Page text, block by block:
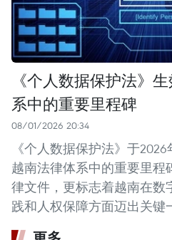
《个人数据保护法》
系中的重要里程碑
08/01/2026 20:34
《个人数据保护法》于
越南法律体系中的重要里
律文件，更标志着越南在数
践和人权保障方面迈出关键